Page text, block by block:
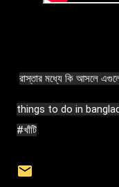
রাস্তার মধ্যে কি আসলে
things to do in
#খাঁটি